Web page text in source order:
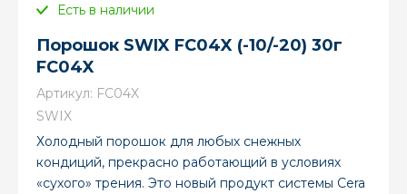
Есть в наличии
Порошок SWIX FC04X (-10/-20) 30г
FC04X
Артикул: FC04X
SWIX
Холодный порошок для любых снежных
кондиций, прекрасно работающий в условиях
«сухого» трения. Это новый продукт системы Cera